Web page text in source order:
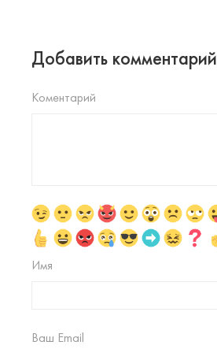
Добавить комментарий
Коментарий
Имя
Ваш Email